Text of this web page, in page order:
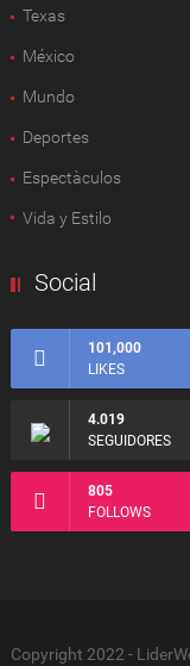
Texas
México
Mundo
Deportes
Espectàculos
Vida y Estilo
Social
101,000
LIKES
4.019
SEGUIDORES
805
FOLLOWS
Copyright 2022 -